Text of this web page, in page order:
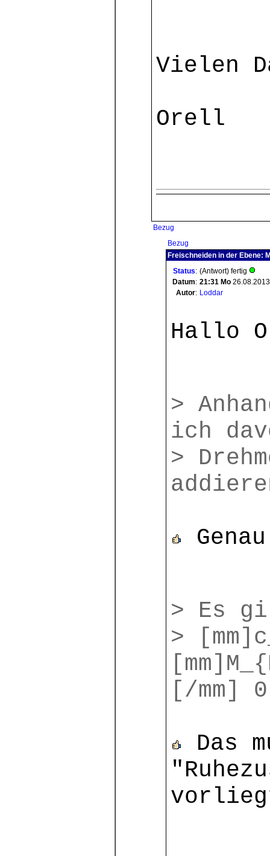
Vielen
Orell
Bezug
Bezug
Freischneiden in der Ebene:
Status: (Antwort) fertig
Datum: 21:31 Mo 26.08.2013
Autor: Loddar
Hallo
>
ich
>
> Es
>
[/mm] 0
Das